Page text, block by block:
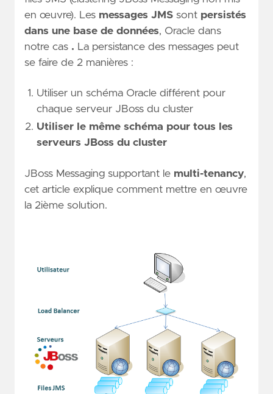
en œuvre). Les messages JMS sont persistés
dans une base de données, Oracle dans
notre cas . La persistance des messages peut
se faire de 2 manières :
Utiliser un schéma Oracle différent pour
chaque serveur JBoss du cluster
Utiliser le même schéma pour tous les
serveurs JBoss du cluster
JBoss Messaging supportant le multi-tenancy,
cet article explique comment mettre en œuvre
la 2ième solution.